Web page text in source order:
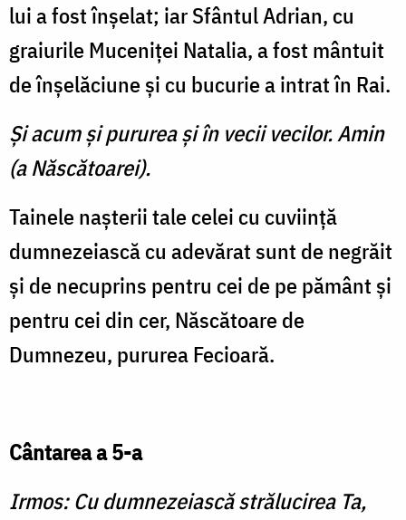
lui a fost înşelat; iar Sfântul Adrian, cu
graiurile Muceniţei Natalia, a fost mântuit
de înşelăciune şi cu bucurie a intrat în Rai.
Şi acum şi pururea şi în vecii vecilor. Amin
(a Născătoarei).
Tainele naşterii tale celei cu cuviinţă
dumnezeiască cu adevărat sunt de negrăit
şi de necuprins pentru cei de pe pământ şi
pentru cei din cer, Născătoare de
Dumnezeu, pururea Fecioară.
Cântarea a 5-a
Irmos: Cu dumnezeiască strălucirea Ta,